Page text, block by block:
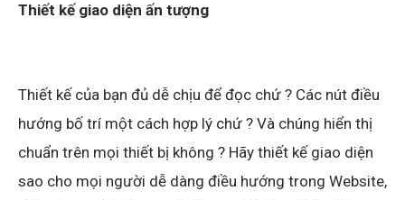
Thiết kế giao diện ấn tượng
Thiết kế của bạn đủ dễ chịu để đọc chứ ? Các nút điều
hướng bố trí một cách hợp lý chứ ? Và chúng hiển thị
chuẩn trên mọi thiết bị không ? Hãy thiết kế giao diện
sao cho mọi người dễ dàng điều hướng trong Website,